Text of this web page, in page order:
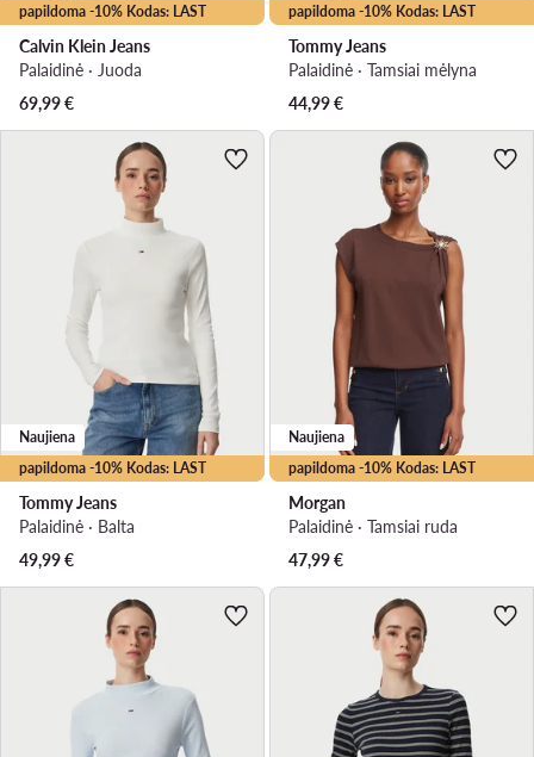
papildoma -10% Kodas: LAST
Calvin Klein Jeans
Palaidinė · Juoda
69,99€
papildoma -10% Kodas: LAST
Tommy Jeans
Palaidinė · Tamsiai mėlyna
44,99€
papildoma -10% Kodas: LAST
Naujiena
Tommy Jeans
Palaidinė · Balta
49,99€
papildoma -10% Kodas: LAST
Naujiena
Morgan
Palaidinė · Tamsiai ruda
47,99€